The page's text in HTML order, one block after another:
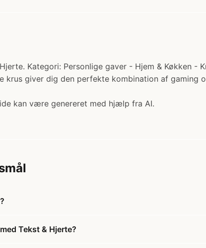
Kategori: Personlige gaver - Hjem & Køkken
krus giver dig den perfekte kombination af
kan være genereret med hjælp fra AI.
Tekst & Hjerte?